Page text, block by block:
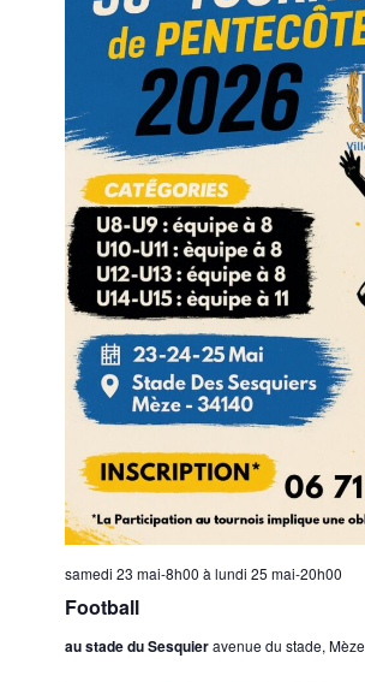
Football
samedi 23 mai-8h00 à lundi 25 mai-20h00
au stade du Sesquieravenue du stade, Mèze